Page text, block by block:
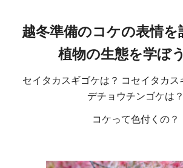
越冬準備のコケの表情を
植物の生態を学ぼ
セイタカスギゴケは？ コセイタカス
デチョウチンゴケは？
コケって色付くの？